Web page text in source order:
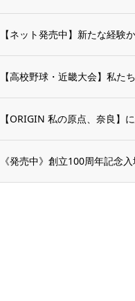
【ネット発売中】新たな経
【高校野球・近畿大会】私
【ORIGIN 私の原点、奈良】
《発売中》創立100周年記念